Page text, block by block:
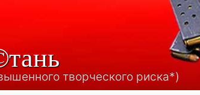
творческого риска*)